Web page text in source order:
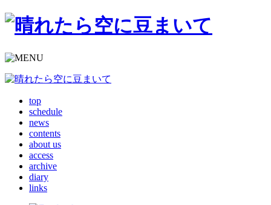
top
schedule
news
contents
about us
access
archive
diary
links